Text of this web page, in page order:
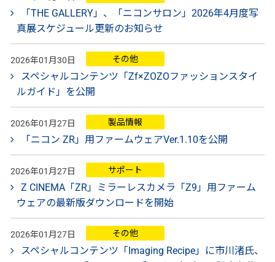
「THE GALLERY」、「ニコンサロン」2026年4月度写
真展スケジュール更新のお知らせ
2026年01月30日 その他
スペシャルコンテンツ「Zf×ZOZOファッションスタイ
ルガイド」を公開
2026年01月27日 製品情報
「ニコン ZR」用ファームウェアVer.1.10を公開
2026年01月27日 サポート
Z CINEMA「ZR」ミラーレスカメラ「Z9」用ファーム
ウェアの最新版ダウンロードを開始
2026年01月27日 その他
スペシャルコンテンツ「Imaging Recipe」に市川渚氏、